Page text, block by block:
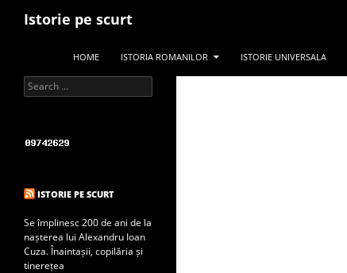
Istorie pe scurt
HOME
ISTORIA ROMANILOR ISTORIE UNIVERSALA
Search for:
ISTORIE PE SCURT
Se împlinesc 200 de ani de la
nașterea lui Alexandru Ioan
Cuza. Înaintașii, copilăria și
tinerețea